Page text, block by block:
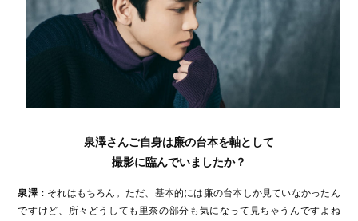
泉澤さんご自身は廉の台本を軸として
撮影に臨んでいましたか？
泉澤： それはもちろん。ただ、基本的には廉の台本しか見ていなかったん
ですけど、所々どうしても里奈の部分も気になって見ちゃうんですよね